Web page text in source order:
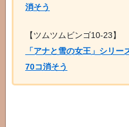
消そう
【ツムツムビンゴ10-23】
「アナと雪の女王」シリ
70コ消そう